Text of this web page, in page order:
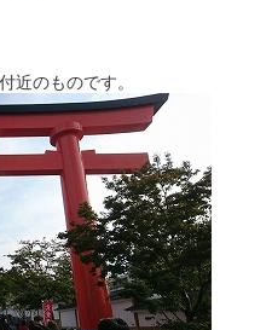
近のものです。